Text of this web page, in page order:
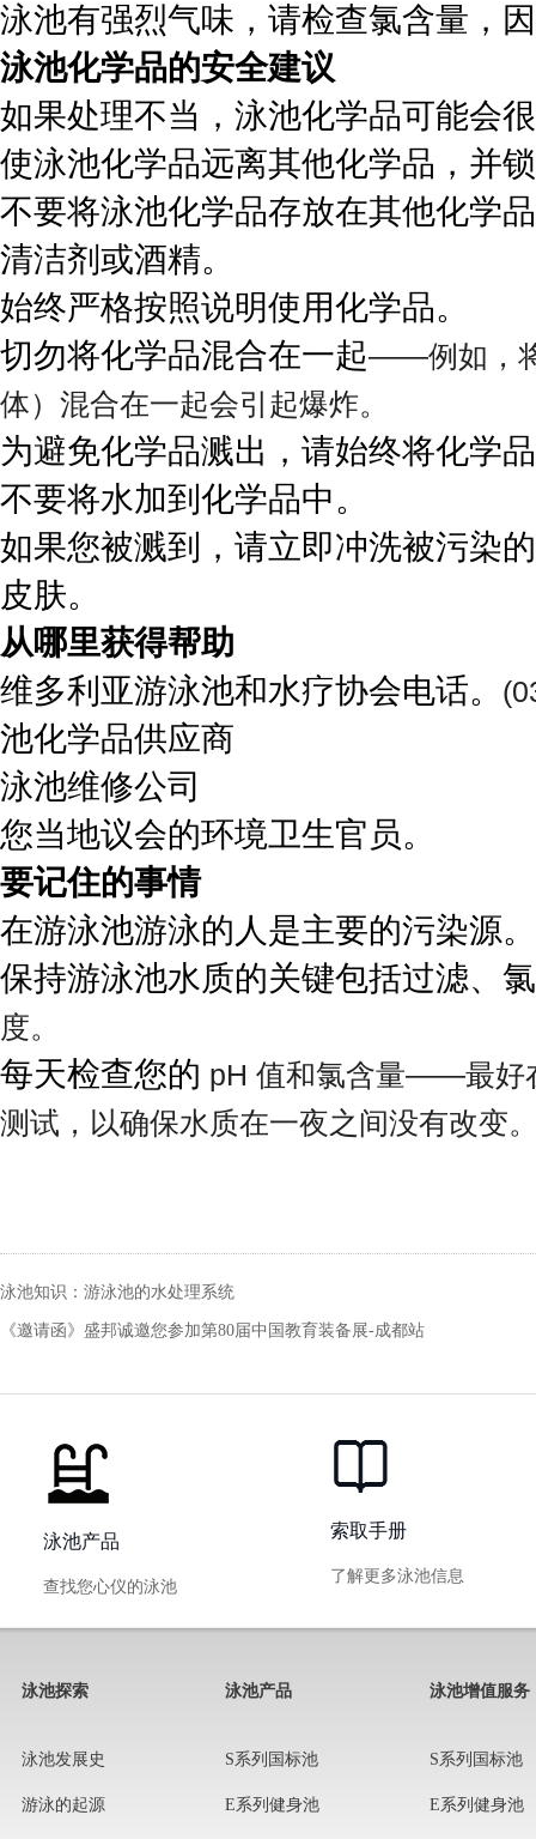
泳池有强烈气味，请检查氯含量，
泳池化学品的安全建议
如果处理不当，泳池化学品可能会
使泳池化学品远离其他化学品，并
不要将泳池化学品存放在其他化学
清洁剂或酒精。
始终严格按照说明使用化学品。
切勿将化学品混合在一起——例如，
体）混合在一起会引起爆炸。
为避免化学品溅出，请始终将化学
不要将水加到化学品中。
如果您被溅到，请立即冲洗被污染
皮肤。
从哪里获得帮助
维多利亚游泳池和水疗协会电话。
池化学品供应商
泳池维修公司
您当地议会的环境卫生官员。
要记住的事情
在游泳池游泳的人是主要的污染源。
保持游泳池水质的关键包括过滤、
度。
每天检查您的 pH 值和氯含量——最好
测试，以确保水质在一夜之间没有改变
泳池知识：游泳池的水处理系统
《邀请函》盛邦诚邀您参加第80届中国教育装备展-成都站
泳池产品
查找您心仪的泳池
索取手册
了解更多泳池信息
泳池探索
泳池发展史
游泳的起源
泳池产品
S系列国标池
E系列健身池
泳池增值服务
S系列国标池
E系列健身池